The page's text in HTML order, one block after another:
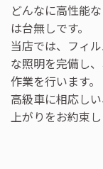
どんなに高性能
は台無しです。
当店では、フィ
な照明を完備し
作業を行います。
高級車に相応し
上がりをお約束し